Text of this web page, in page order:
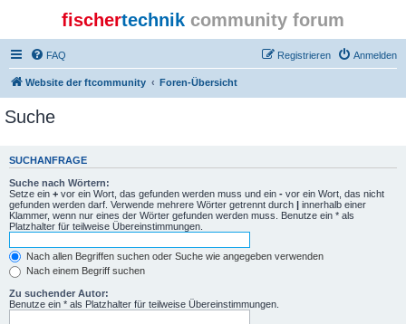
fischertechnik community forum
FAQ Anmelden
Registrieren
Website der ftcommunity Foren-Übersicht
Suche
SUCHANFRAGE
Suche nach Wörtern:
Setze ein + vor ein Wort, das gefunden werden muss und ein - vor ein Wort, das nicht
gefunden werden darf. Verwende mehrere Wörter getrennt durch | innerhalb einer
Klammer, wenn nur eines der Wörter gefunden werden muss. Benutze ein * als
Platzhalter für teilweise Übereinstimmungen.
Nach allen Begriffen suchen oder Suche wie angegeben verwenden
Nach einem Begriff suchen
Zu suchender Autor:
Benutze ein * als Platzhalter für teilweise Übereinstimmungen.